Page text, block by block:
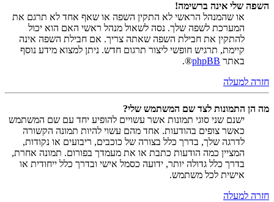
השפה שלי אינה ברשימה!
או שהמנהל הראשי לא התקין השפה או שאף אחד לא תרגם את
המערכת לשפה שלך. נסה לשאול מנהל ראשי האם הוא יכול
להתקין את חבילת השפה שאתה צריך. אם חבילת השפה אינה
קיימת, תרגיש חופשי ליצור תרגום חדש. ניתן למצוא מידע נוסף
באתר phpBB
®.
חזרה למעלה
מה הן התמונות לצד שם המשתמש שלי?
ישנם שני סוגי תמונות אשר עשויים להופיע יחד עם שם המשתמש
כאשר צופים בהודעות. אחד מהם עשוי להיות תמונה הקשורה
לדרגה שלך, בדרך כלל בצורה של כוכבים, ריבועים או נקודות,
המציין כמה הודעות כתבת או את מעמדך בפורום. תמונה אחרת,
בדרך כלל גדולה יותר, ידועה כסמל אישי ובדרך כלל ייחודית או
אישית לכל משתמש.
חזרה למעלה